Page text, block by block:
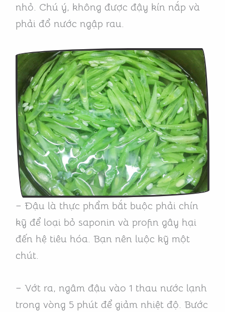
nhỏ. Chú ý, không được đậy kín nắp và
phải đổ nước ngập rau.
– Đậu là thực phẩm bắt buộc phải chín
kỹ để loại bỏ saponin và profin gây hại
đến hệ tiêu hóa. Bạn nên luộc kỹ một
chút.
– Vớt ra, ngâm đậu vào 1 thau nước lạnh
trong vòng 5 phút để giảm nhiệt độ. Bước